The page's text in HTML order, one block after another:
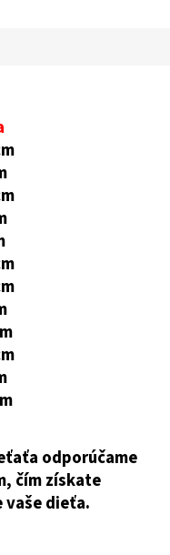
odporúčame
čím získate
dieťa.